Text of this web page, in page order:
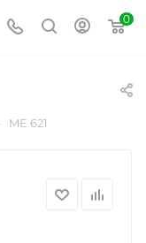
0
ME 621